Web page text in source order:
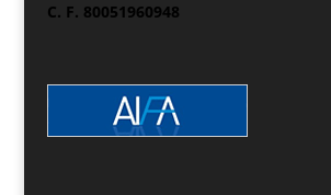
C. F. 80051960948